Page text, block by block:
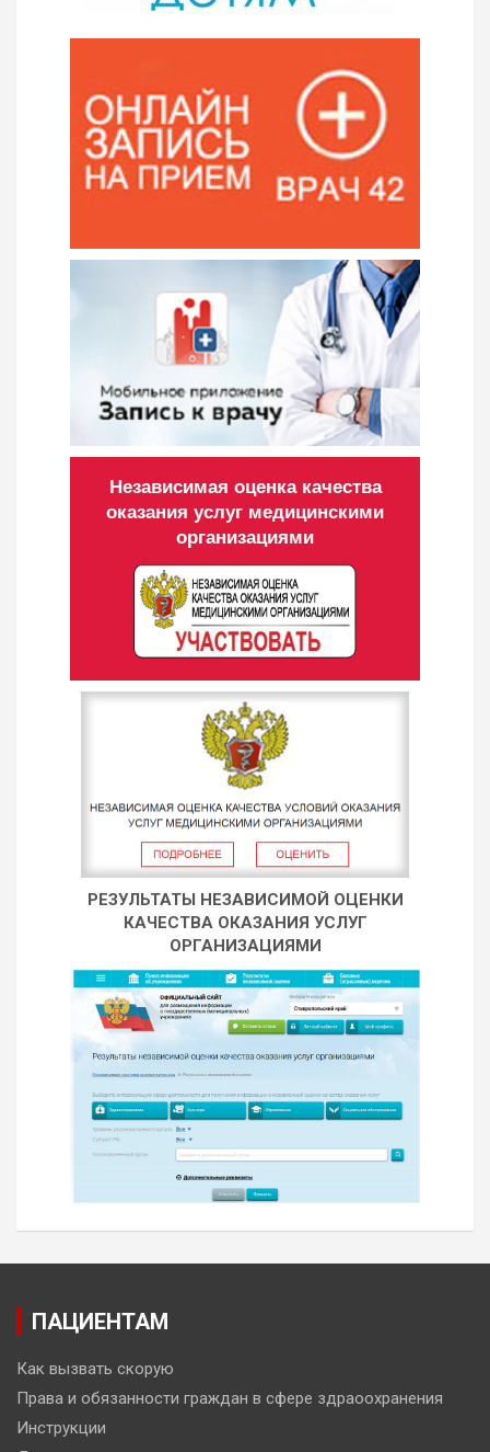
Независимая оценка качества
оказания услуг медицинскими
организациями
РЕЗУЛЬТАТЫ НЕЗАВИСИМОЙ ОЦЕНКИ
КАЧЕСТВА ОКАЗАНИЯ УСЛУГ
ОРГАНИЗАЦИЯМИ
ПАЦИЕНТАМ
Как вызвать скорую
Права и обязанности граждан в сфере здраоохранения
Инструкции